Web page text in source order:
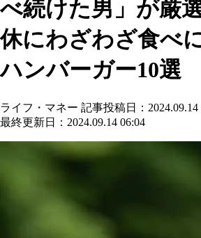
べ続けた男」が厳
休にわざわざ食べ
ハンバーガー10選
ライフ・マネー 記事投稿日：2024.09.14
最終更新日：2024.09.14 06:04